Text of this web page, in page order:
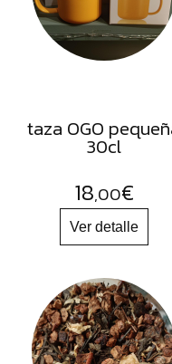
FRUTOS
SECOS
SAL
HARINAS
ACEITES
FLORES
PRODUCTOS
ACCESORIOS
ALIMENTOS
DESHIDRATADOS
taza OGO
30cl
18,00€